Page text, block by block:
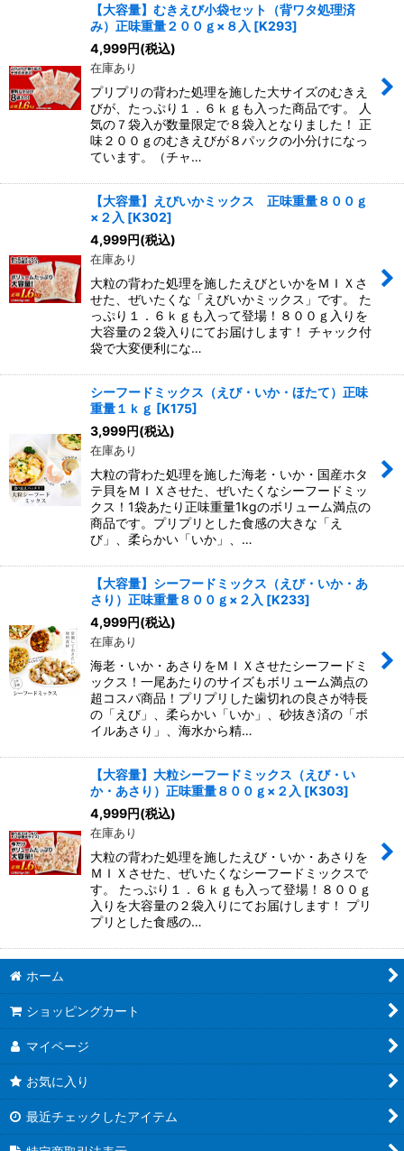
【大容量】むきえび小袋セット（背ワタ処理済
み）正味重量２００ｇ×８入 [K293]
4,999円(税込)
在庫あり
プリプリの背わた処理を施した大サイズのむきえ
びが、たっぷり１．６ｋｇも入った商品です。 人
気の７袋入が数量限定で８袋入となりました！ 正
味２００ｇのむきえびが８パックの小分けになっ
ています。（チャ…
【大容量】えびいかミックス 正味重量８００ｇ
×２入 [K302]
4,999円(税込)
在庫あり
大粒の背わた処理を施したえびといかをＭＩＸさ
せた、ぜいたくな「えびいかミックス」です。 た
っぷり１．６ｋｇも入って登場！８００ｇ入りを
大容量の２袋入りにてお届けします！ チャック付
袋で大変便利にな…
シーフードミックス（えび・いか・ほたて）正味
重量１ｋｇ [K175]
3,999円(税込)
在庫あり
大粒の背わた処理を施した海老・いか・国産ホタ
テ貝をＭＩＸさせた、ぜいたくなシーフードミッ
クス！1袋あたり正味重量1kgのボリューム満点の
商品です。プリプリとした食感の大きな「え
び」、柔らかい「いか」、…
【大容量】シーフードミックス（えび・いか・あ
さり）正味重量８００ｇ×２入 [K233]
4,999円(税込)
在庫あり
海老・いか・あさりをＭＩＸさせたシーフードミ
ックス！一尾あたりのサイズもボリューム満点の
超コスパ商品！プリプリした歯切れの良さが特長
の「えび」、柔らかい「いか」、砂抜き済の「ボ
イルあさり」、海水から精…
【大容量】大粒シーフードミックス（えび・い
か・あさり）正味重量８００ｇ×２入 [K303]
4,999円(税込)
在庫あり
大粒の背わた処理を施したえび・いか・あさりを
ＭＩＸさせた、ぜいたくなシーフードミックスで
す。 たっぷり１．６ｋｇも入って登場！８００ｇ
入りを大容量の２袋入りにてお届けします！ プリ
プリとした食感の…
ホーム
ショッピングカート
マイページ
お気に入り
最近チェックしたアイテム